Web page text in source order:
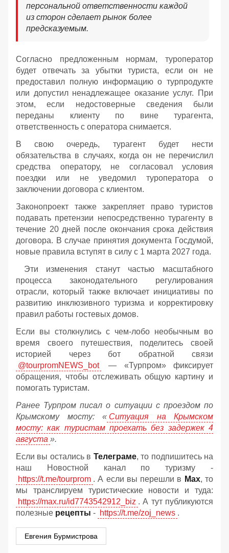
персональной ответственности каждой
из сторон сделает рынок более
предсказуемым.
Согласно предложенным нормам, туроператор
будет отвечать за убытки туриста, если он не
предоставил полную информацию о турпродукте
или допустил ненадлежащее оказание услуг. При
этом, если недостоверные сведения были
переданы клиенту по вине турагента,
ответственность с оператора снимается.
В свою очередь, турагент будет нести
обязательства в случаях, когда он не перечислил
средства оператору, не согласовал условия
поездки или не уведомил туроператора о
заключении договора с клиентом.
Законопроект также закрепляет право туристов
подавать претензии непосредственно турагенту в
течение 20 дней после окончания срока действия
договора. В случае принятия документа Госдумой,
новые правила вступят в силу с 1 марта 2027 года.
Эти изменения станут частью масштабного
процесса законодательного регулирования
отрасли, который также включает инициативы по
развитию инклюзивного туризма и корректировку
правил работы гостевых домов.
Если вы столкнулись с чем-лобо необычным во
время своего путешествия, поделитесь своей
историей через бот обратной связи
@tourpromNEWS_bot
— «Турпром» фиксирует
обращения, чтобы отслеживать общую картину и
помогать туристам.
Ранее Турпром писал о ситуации с проездом по
Крымскому мосту: « Ситуация на Крымском
мосту: как туристам проехать без задержек 4
августа ».
Если вы остались в Телеграме, то подпишитесь на
наш Новостной канал по туризму -
https://t.me/tourprom . А если вы перешли в Мах, то
мы транслируем туристические новости и туда:
https://max.ru/id7743542912_biz . А тут публикуются
полезные рецепты - https://t.me/zoj_news .
Евгения Бурмистрова